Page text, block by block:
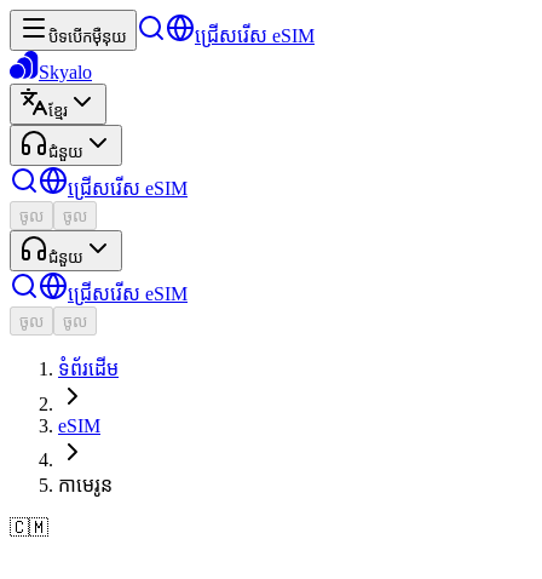
បិទបើកម៉ឺនុយ
ជ្រើសរើស eSIM
Skyalo
ខ្មែរ
ជំនួយ
ជ្រើសរើស eSIM
ចូល ចូល
ជំនួយ
ជ្រើសរើស eSIM
ចូល ចូល
ទំព័រដើម
eSIM
កាមេរូន
🇨🇲